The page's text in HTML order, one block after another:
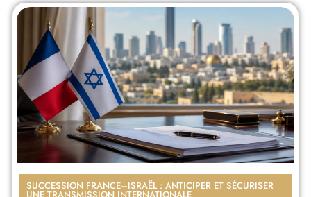
SUCCESSION FRANCE–ISRAËL : ANTICIPER ET SÉCURISER